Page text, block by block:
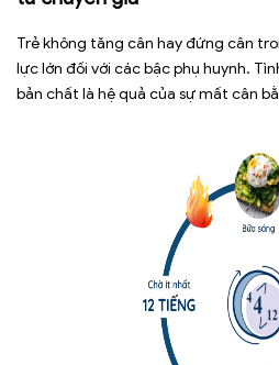
Trẻ không tăng cân hay đứng cân
lực lớn đối với các bậc phụ huynh.
bản chất là hệ quả của sự mất cân